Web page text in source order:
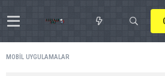
MOBIL UYGULAMALAR